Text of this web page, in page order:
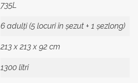
735L
6 adulți (5 locuri în șezut + 1 șezlong)
213 x 213 x 92 cm
1300 litri